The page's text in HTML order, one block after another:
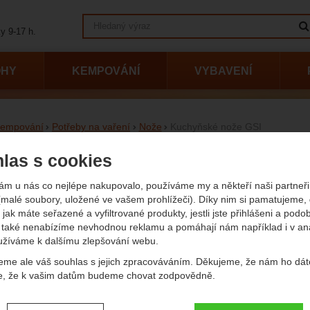
s cookies
u nás co nejlépe nakupovalo, používáme my a někteří naši partneři
soubory, uložené ve vašem prohlížeči). Díky nim si pamatujeme,
máte seřazené a vyfiltrované produkty, jestli jste přihlášeni a
nenabízíme nevhodnou reklamu a pomáhají nám například i v
k dalšímu zlepšování webu.
ale váš souhlas s jejich zpracováváním. Děkujeme, že nám ho
že k vašim datům budeme chovat zodpovědně.
souhlasů s kategoriemi cookies
Potřeby na vaření Nože
nože GSI
podle parametrů Váha
Délka čepele (mm) Rukojeť
KEMPOVÁNÍ VYBAVENÍ
9-17 h.